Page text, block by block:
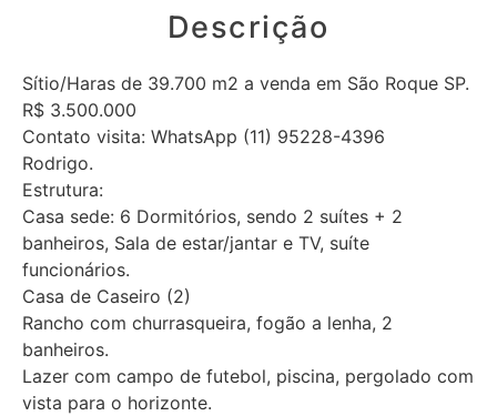
Descrição
Sítio/Haras de 39.700 m2 a venda em São Roque SP.
R$ 3.500.000
Contato visita: WhatsApp (11) 95228-4396
Rodrigo.
Estrutura:
Casa sede: 6 Dormitórios, sendo 2 suítes + 2
banheiros, Sala de estar/jantar e TV, suíte
funcionários.
Casa de Caseiro (2)
Rancho com churrasqueira, fogão a lenha, 2
banheiros.
Lazer com campo de futebol, piscina, pergolado com
vista para o horizonte.